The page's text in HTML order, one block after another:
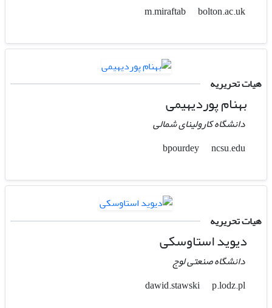
bolton.ac.uk
هیات تحریریه
بهنام پوردیهیمی
دانشگاه کارولینای شمالی
ncsu.edu
هیات تحریریه
دیوید استاوسکی
دانشگاه صنعتی لوج
p.lodz.pl